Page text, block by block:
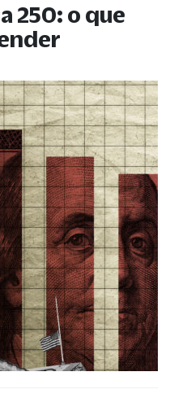
250: o que